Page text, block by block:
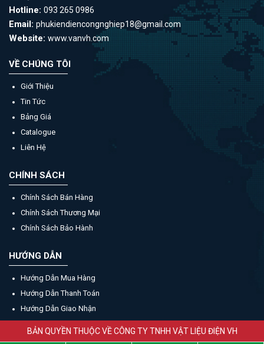
Hotline: 093 265 0986
Email: phukiendiencongnghiep18@gmail.com
Website: www.vanvh.com
VỀ CHÚNG TÔI
Giới Thiệu
Tin Tức
Bảng Giá
Catalogue
Liên Hệ
CHÍNH SÁCH
Chính Sách Bán Hàng
Chính Sách Thương Mại
Chính Sách Bảo Hành
HƯỚNG DẪN
Hướng Dẫn Mua Hàng
Hướng Dẫn Thanh Toán
Hướng Dẫn Giao Nhận
BẢN QUYỀN THUỘC VỀ CÔNG TY TNHH VẬT LIỆU ĐIỆN VH